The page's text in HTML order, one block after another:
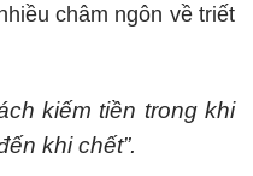
châm ngôn về triết
kiếm tiền trong khi
khi chết”.